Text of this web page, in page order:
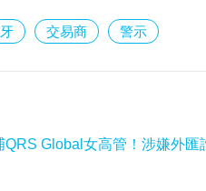
交易商 警示
Global女高管！涉嫌外